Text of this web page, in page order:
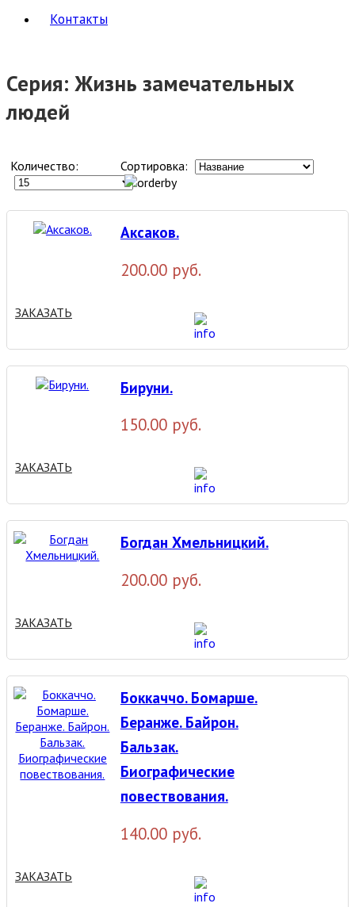
Контакты
Серия: Жизнь замечательных
людей
Количество: Сортировка:
Аксаков.
200.00 руб.
ЗАКАЗАТЬ
Бируни.
150.00 руб.
ЗАКАЗАТЬ
Богдан Хмельницкий.
200.00 руб.
ЗАКАЗАТЬ
Боккаччо. Бомарше.
Беранже. Байрон.
Бальзак.
Биографические
повествования.
140.00 руб.
ЗАКАЗАТЬ